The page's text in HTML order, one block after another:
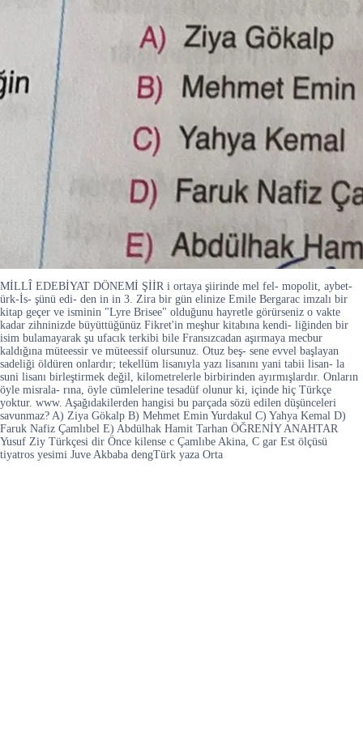
MİLLÎ EDEBİYAT DÖNEMİ ŞİİR i ortaya şiirinde mel fel- mopolit, aybet-
ürk-İs- şünü edi- den in in 3. Zira bir gün elinize Emile Bergarac imzalı bir
kitap geçer ve isminin "Lyre Brisee" olduğunu hayretle görürseniz o vakte
kadar zihninizde büyüttüğünüz Fikret'in meşhur kitabına kendi- liğinden bir
isim bulamayarak şu ufacık terkibi bile Fransızcadan aşırmaya mecbur
kaldığına müteessir ve müteessif olursunuz. Otuz beş- sene evvel başlayan
sadeliği öldüren onlardır; tekellüm lisanıyla yazı lisanını yani tabii lisan- la
suni lisanı birleştirmek değil, kilometrelerle birbirinden ayırmışlardır. Onların
öyle misrala- rına, öyle cümlelerine tesadüf olunur ki, içinde hiç Türkçe
yoktur. www. Aşağıdakilerden hangisi bu parçada sözü edilen düşünceleri
savunmaz? A) Ziya Gökalp B) Mehmet Emin Yurdakul C) Yahya Kemal D)
Faruk Nafiz Çamlıbel E) Abdülhak Hamit Tarhan ÖĞRENİY ANAHTAR
Yusuf Ziy Türkçesi dir Önce kilense c Çamlıbe Akina, C gar Est ölçüsü
tiyatros yesimi Juve Akbaba dengTürk yaza Orta